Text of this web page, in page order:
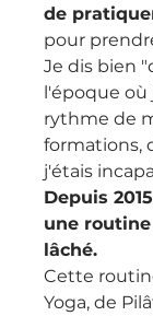
de
pour
Je dis bien
l'époque où
rythme de
formations,
j'étais
Depuis
une
lâché.
Cette
Yoga, de